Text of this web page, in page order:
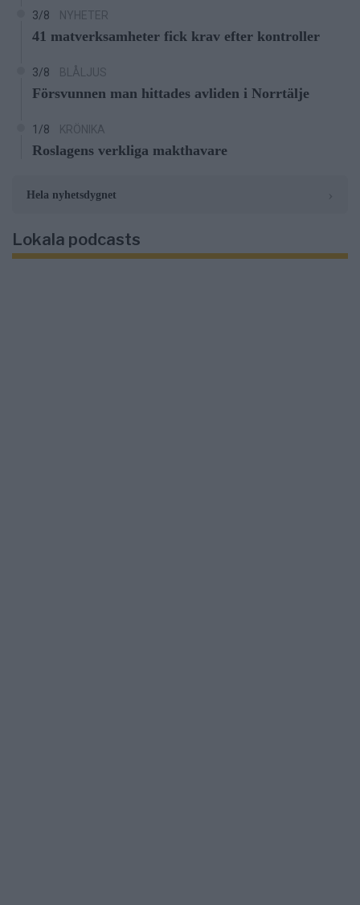
3/8 NYHETER
41 matverksamheter fick krav efter kontroller
3/8 BLÅLJUS
Försvunnen man hittades avliden i Norrtälje
1/8 KRÖNIKA
Roslagens verkliga makthavare
Hela nyhetsdygnet
Lokala podcasts